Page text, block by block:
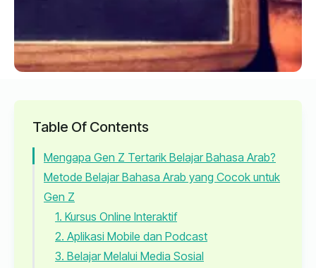
Table Of Contents
Mengapa Gen Z Tertarik Belajar Bahasa Arab?
Metode Belajar Bahasa Arab yang Cocok untuk
Gen Z
1. Kursus Online Interaktif
2. Aplikasi Mobile dan Podcast
3. Belajar Melalui Media Sosial